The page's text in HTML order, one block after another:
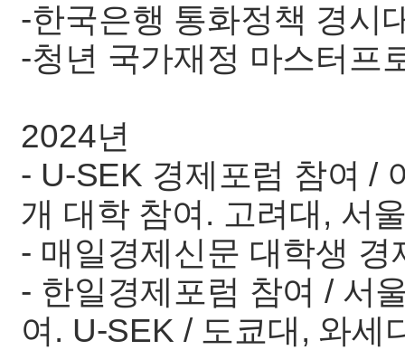
-한국은행 통화정책 경시
-청년 국가재정 마스터프
2024년
- U-SEK 경제포럼 참여 /
개 대학 참여. 고려대, 서
- 매일경제신문 대학생
- 한일경제포럼 참여 / 서
여. U-SEK / 도쿄대, 와세